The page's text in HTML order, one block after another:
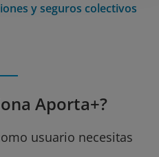
y seguros colectivos
Aporta+?
usuario necesitas